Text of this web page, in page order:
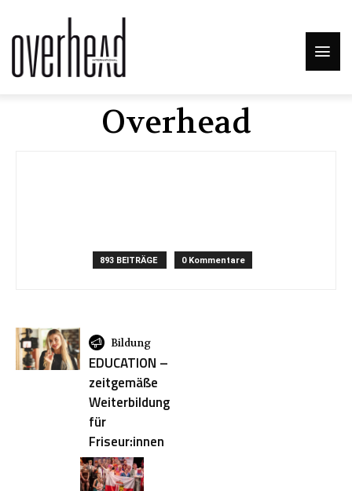
Overhead
893 BEITRÄGE 0 Kommentare
Bildung
EDUCATION –
zeitgemäße
Weiterbildung
für
Friseur:innen